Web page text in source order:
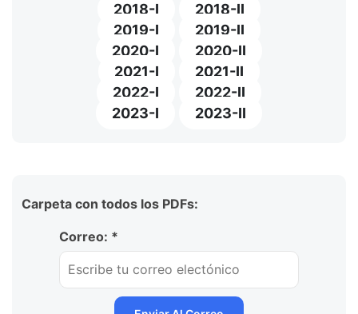
2018-I
2018-II
2019-I
2019-II
2020-I
2020-II
2021-I
2021-II
2022-I
2022-II
2023-I
2023-II
Carpeta con todos los PDFs:
Correo: *